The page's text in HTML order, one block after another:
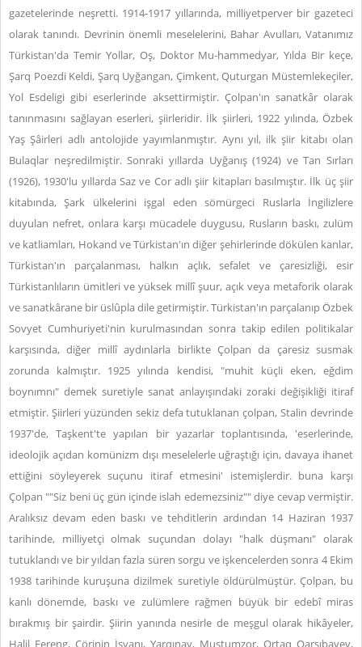
gazetelerinde neşretti. 1914-1917 yıllarında, milliyetperver bir gazeteci
olarak tanındı. Devrinin önemli meselelerini, Bahar Avulları, Vatanımız
Türkistan'da Temir Yollar, Oş, Doktor Mu-hammedyar, Yılda Bir keçe,
Şarq Poezdi Keldi, Şarq Uyğangan, Çimkent, Quturgan Müstemlekeçiler,
Yol Esdeligi gibi eserlerinde aksettirmiştir. Çolpan'ın sanatkâr olarak
tanınmasını sağlayan eserleri, şiirleridir. İlk şiirleri, 1922 yılında, Özbek
Yaş Şâirleri adlı antolojide yayımlanmıştır. Aynı yıl, ilk şiir kitabı olan
Bulaqlar neşredilmiştir. Sonraki yıllarda Uyğanış (1924) ve Tan Sırları
(1926), 1930'lu yıllarda Saz ve Cor adlı şiir kitapları basılmıştır. İlk üç şiir
kitabında, Şark ülkelerini işgal eden sömürgeci Ruslarla İngilizlere
duyulan nefret, onlara karşı mücadele duygusu, Rusların baskı, zulüm
ve katliamları, Hokand ve Türkistan'ın diğer şehirlerinde dökülen kanlar,
Türkistan'ın parçalanması, halkın açlık, sefalet ve çaresizliği, esir
Türkistanlıların ümitleri ve yüksek millî şuur, açık veya metaforik olarak
ve sanatkârane bir üslûpla dile getirmiştir. Türkistan'ın parçalanıp Özbek
Sovyet Cumhuriyeti'nin kurulmasından sonra takip edilen politikalar
karşısında, diğer millî aydınlarla birlikte Çolpan da çaresiz susmak
zorunda kalmıştır. 1925 yılında kendisi, "muhit küçli eken, eğdim
boynımnı" demek suretiyle sanat anlayışındaki zoraki değişikliği itiraf
etmiştir. Şiirleri yüzünden sekiz defa tutuklanan çolpan, Stalin devrinde
1937'de, Taşkent'te yapılan bir yazarlar toplantısında, 'eserlerinde,
ideolojik açıdan komünizm dışı meselelerle uğraştığı için, davaya ihanet
ettiğini söyleyerek suçunu itiraf etmesini' istemişlerdir. buna karşı
Çolpan ""Siz beni üç gün içinde islah edemezsiniz"" diye cevap vermiştir.
Aralıksız devam eden baskı ve tehditlerin ardından 14 Haziran 1937
tarihinde, milliyetçi olmak suçundan dolayı "halk düşmanı" olarak
tutuklandı ve bir yıldan fazla süren sorgu ve işkencelerden sonra 4 Ekim
1938 tarihinde kuruşuna dizilmek suretiyle öldürülmüştür. Çolpan, bu
kanlı dönemde, baskı ve zulümlere rağmen büyük bir edebî miras
bırakmış bir şairdir. Şiirin yanında nesirle de meşgul olarak hikâyeler,
Halil Fereng, Çörinin İsyanı, Yarqınay, Muştumzor, Ortaq Qarşıbayev,